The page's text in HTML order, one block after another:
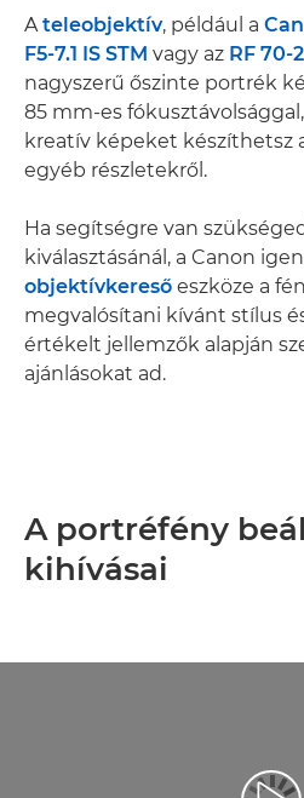
A teleobjektív, például a
F5-7.1 IS STM vagy az RF 70-
nagyszerű őszinte portrék
85 mm-es
kreatív képeket készíthetsz
egyéb részletekről.
Ha segítségre van
kiválasztásánál, a Canon
objektívkereső eszköze a
megvalósítani kívánt stílus
értékelt jellemzők alapján
ajánlásokat ad.
A portréfény
kihívásai